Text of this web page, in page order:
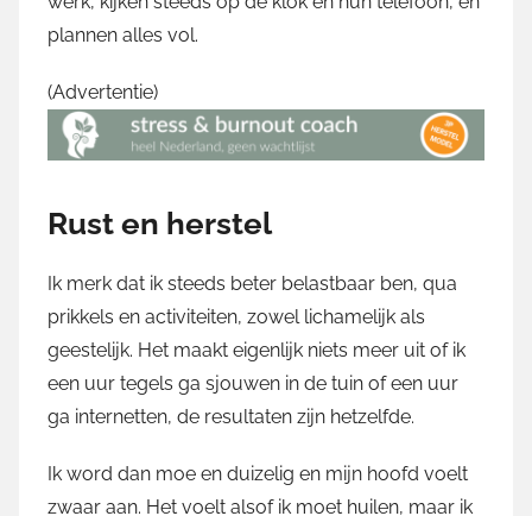
plannen alles vol.
(Advertentie)
Rust en herstel
Ik merk dat ik steeds beter belastbaar ben, qua
prikkels en activiteiten, zowel lichamelijk als
geestelijk. Het maakt eigenlijk niets meer uit of ik
een uur tegels ga sjouwen in de tuin of een uur
ga internetten, de resultaten zijn hetzelfde.
Ik word dan moe en duizelig en mijn hoofd voelt
zwaar aan. Het voelt alsof ik moet huilen, maar ik